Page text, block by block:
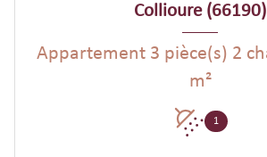
Collioure (66190)
Appartement 3 pièce(s) 2 chambre(s) 80
m²
1